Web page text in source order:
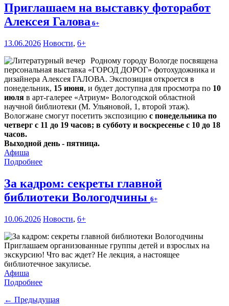
Приглашаем на выставку фоторабот
Алексея Галова 6+
13.06.2026 Новости, 6+
Родному городу Вологде посвящена
персональная выставка «ГОРОД ДОРОГ» фотохудожника и
дизайнера Алексея ГАЛОВА. Экспозиция откроется в
понедельник, 15 июня, и будет доступна для просмотра по 10
июля в арт-галерее «Атриум» Вологодской областной
научной библиотеки (М. Ульяновой, 1, второй этаж).
Вологжане смогут посетить экспозицию с понедельника по
четверг с 11 до 19 часов; в субботу и воскресенье с 10 до 18
часов.
Выходной день - пятница.
Афиша
Подробнее
За кадром: секреты главной
библиотеки Вологодчины 6+
10.06.2026 Новости, 6+
Приглашаем организованные группы детей и взрослых на
экскурсию! Что вас ждет? Не лекция, а настоящее
библиотечное закулисье.
Афиша
Подробнее
← Предыдущая